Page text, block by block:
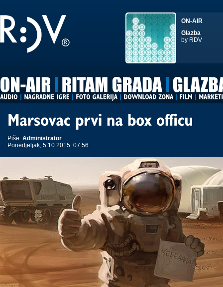
ON-AIR
Glazba
by RDV
Piše: Administrator
Ponedjeljak, 5.10.2015. 07:56